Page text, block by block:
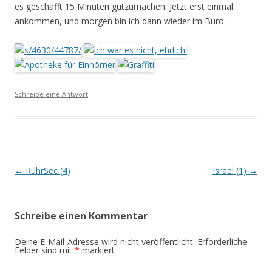
es geschafft 15 Minuten gutzumachen. Jetzt erst einmal
ankommen, und morgen bin ich dann wieder im Büro.
Schreibe eine Antwort
Beitrags-
← RuhrSec (4) Israel (1) →
Schreibe einen Kommentar
Deine E-Mail-Adresse wird nicht veröffentlicht. Erforderliche
Felder sind mit * markiert